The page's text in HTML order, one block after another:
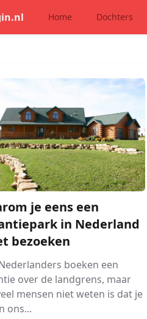
Home Dochters
je eens een
in Nederland
bezoeken
boeken een
over de landgrens, maar
mensen niet weten is dat je
ons...